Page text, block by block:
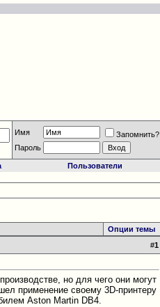
Имя
Запомнить?
Пароль
Пользователи
Опции темы
#1
но для чего они могут
применение своему 3D-принтеру
Aston Martin DB4.